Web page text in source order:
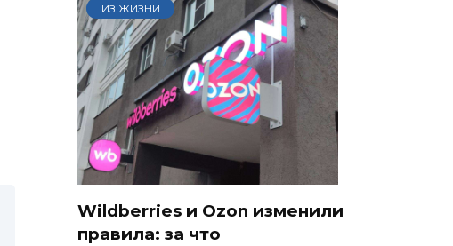
ИЗ ЖИЗНИ
Wildberries и Ozon изменили
правила: за что